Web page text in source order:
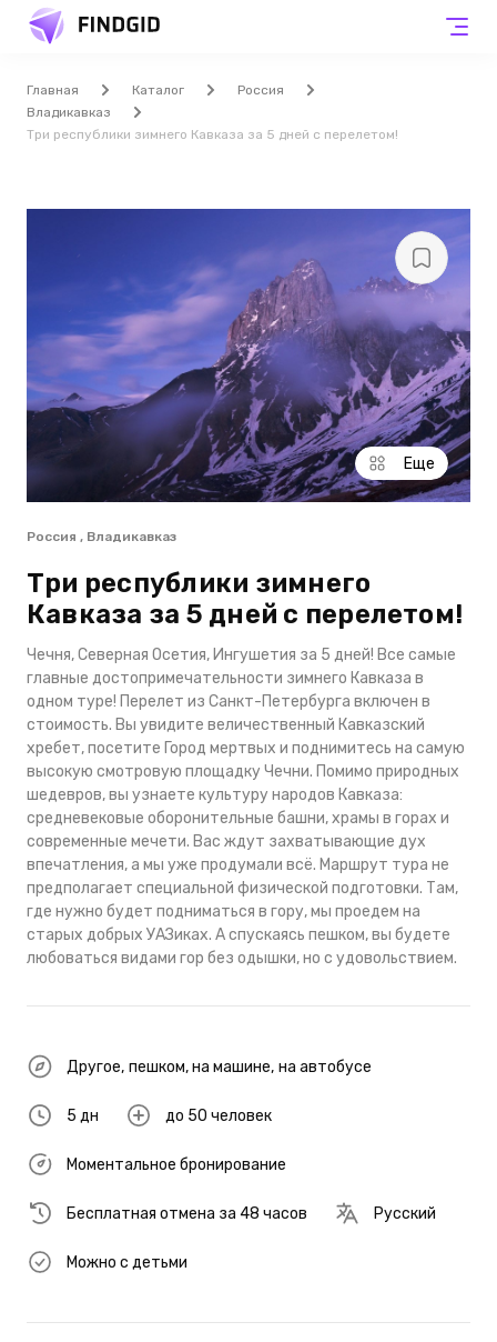
Главная Каталог
Россия
Владикавказ
Три республики зимнего Кавказа за 5 дней с перелетом!
Еще
Россия , Владикавказ
Три республики зимнего
Кавказа за 5 дней с перелетом!
Чечня, Северная Осетия, Ингушетия за 5 дней! Все самые
главные достопримечательности зимнего Кавказа в
одном туре! Перелет из Санкт-Петербурга включен в
стоимость. Вы увидите величественный Кавказский
хребет, посетите Город мертвых и поднимитесь на самую
высокую смотровую площадку Чечни. Помимо природных
шедевров, вы узнаете культуру народов Кавказа:
средневековые оборонительные башни, храмы в горах и
современные мечети. Вас ждут захватывающие дух
впечатления, а мы уже продумали всё. Маршрут тура не
предполагает специальной физической подготовки. Там,
где нужно будет подниматься в гору, мы проедем на
старых добрых УАЗиках. А спускаясь пешком, вы будете
любоваться видами гор без одышки, но с удовольствием.
Другое, пешком, на машине, на автобусе
5 дн до 50 человек
Моментальное бронирование
Бесплатная отмена за 48 часов Русский
Можно с детьми